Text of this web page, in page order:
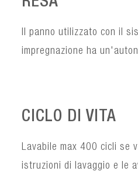
Il panno utilizzato con il
impregnazione ha
CICLO DI VITA
Lavabile max 400 cicli se
istruzioni di lavaggio e le